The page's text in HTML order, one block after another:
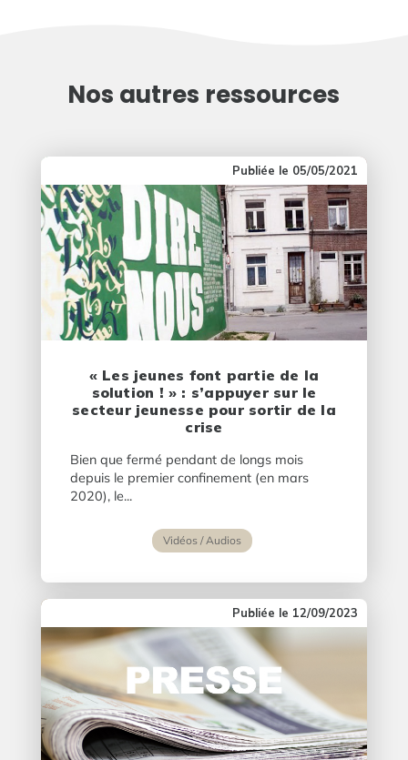
Nos autres ressources
05/05/2021
« Les jeunes font partie de la
solution ! » : s’appuyer sur le
secteur jeunesse pour sortir de la
crise
Bien que fermé pendant de longs mois
depuis le premier confinement (en mars
2020), le...
Vidéos / Audios
12/09/2023